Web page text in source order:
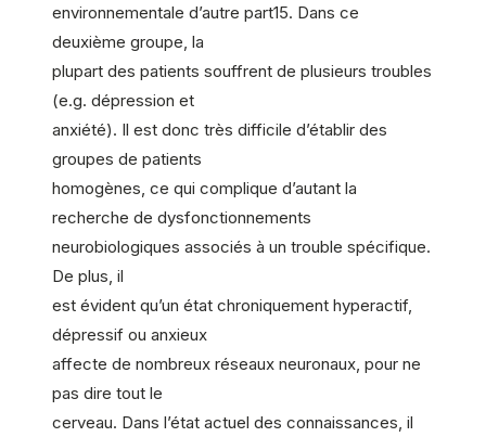
environnementale d’autre part15. Dans ce
deuxième groupe, la
plupart des patients souffrent de plusieurs troubles
(e.g. dépression et
anxiété). Il est donc très difficile d’établir des
groupes de patients
homogènes, ce qui complique d’autant la
recherche de dysfonctionnements
neurobiologiques associés à un trouble spécifique.
De plus, il
est évident qu’un état chroniquement hyperactif,
dépressif ou anxieux
affecte de nombreux réseaux neuronaux, pour ne
pas dire tout le
cerveau. Dans l’état actuel des connaissances, il